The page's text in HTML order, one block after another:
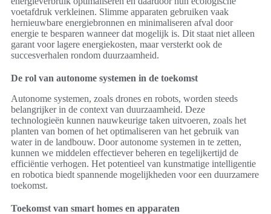
voetafdruk verkleinen. Slimme apparaten gebruiken vaak
hernieuwbare energiebronnen en minimaliseren afval door
energie te besparen wanneer dat mogelijk is. Dit staat niet alleen
garant voor lagere energiekosten, maar versterkt ook de
succesverhalen rondom duurzaamheid.
De rol van autonome systemen in de toekomst
Autonome systemen, zoals drones en robots, worden steeds
belangrijker in de context van duurzaamheid. Deze
technologieën kunnen nauwkeurige taken uitvoeren, zoals het
planten van bomen of het optimaliseren van het gebruik van
water in de landbouw. Door autonome systemen in te zetten,
kunnen we middelen effectiever beheren en tegelijkertijd de
efficiëntie verhogen. Het potentieel van kunstmatige intelligentie
en robotica biedt spannende mogelijkheden voor een duurzamere
toekomst.
Toekomst van smart homes en apparaten